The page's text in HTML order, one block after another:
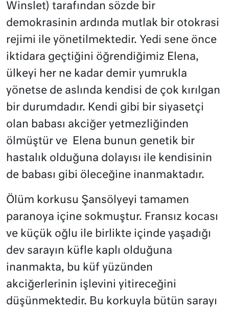
Winslet) tarafından sözde bir
demokrasinin ardında mutlak bir otokrasi
rejimi ile yönetilmektedir. Yedi sene önce
iktidara geçtiğini öğrendiğimiz Elena,
ülkeyi her ne kadar demir yumrukla
yönetse de aslında kendisi de çok kırılgan
bir durumdadır. Kendi gibi bir siyasetçi
olan babası akciğer yetmezliğinden
ölmüştür ve Elena bunun genetik bir
hastalık olduğuna dolayısı ile kendisinin
de babası gibi öleceğine inanmaktadır.
Ölüm korkusu Şansölyeyi tamamen
paranoya içine sokmuştur. Fransız kocası
ve küçük oğlu ile birlikte içinde yaşadığı
dev sarayın küfle kaplı olduğuna
inanmakta, bu küf yüzünden
akciğerlerinin işlevini yitireceğini
düşünmektedir. Bu korkuyla bütün sarayı